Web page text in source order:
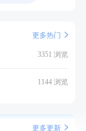
更多热门
3351 浏览
1144 浏览
更多更新